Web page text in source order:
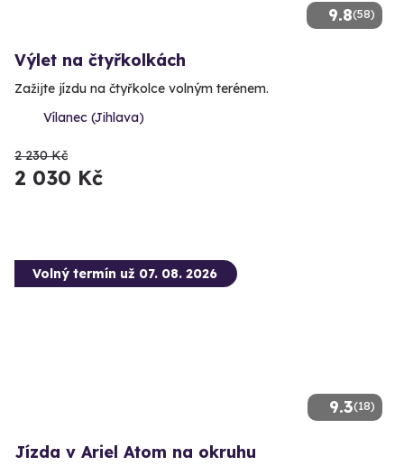
9.8(58)
Výlet na čtyřkolkách
Zažijte jízdu na čtyřkolce volným terénem.
Vílanec (Jihlava)
2 230 Kč
2 030 Kč
9.3(18)
Volný termín už 07. 08. 2026
Jízda v Ariel Atom na okruhu